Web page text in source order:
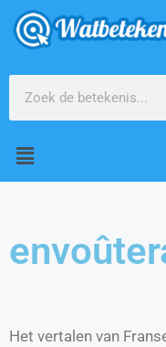
Het vertalen van